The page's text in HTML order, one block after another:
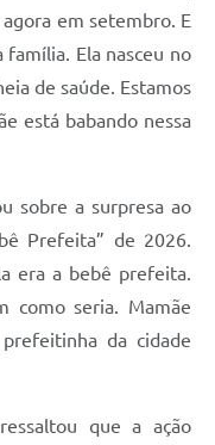
em setembro. E
Ela nasceu no
de saúde. Estamos
está babando nessa
sobre a surpresa ao
Prefeita” de 2026.
era a bebê prefeita.
como seria. Mamãe
da cidade
que a ação